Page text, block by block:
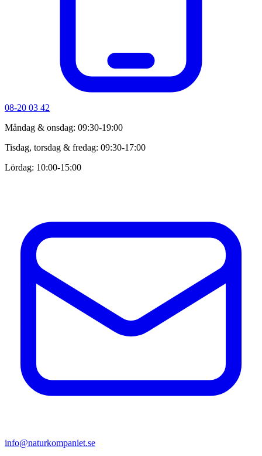
08-20 03 42
Måndag & onsdag: 09:30-19:00
Tisdag, torsdag & fredag: 09:30-17:00
Lördag: 10:00-15:00
info@naturkompaniet.se